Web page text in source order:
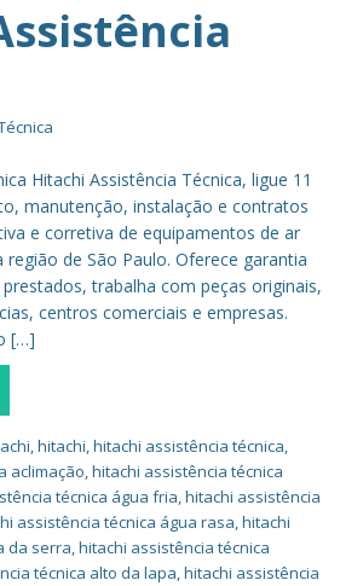
Hitachi Assistência Técnica, ligue 11
manutenção, instalação e contratos
e corretiva de equipamentos de ar
de São Paulo. Oferece garantia
trabalha com peças originais,
centros comerciais e empresas.
[…]
,hitachi,hitachi assistência técnica,
aclimação,hitachi assistência técnica
técnica água fria,hitachi assistência
assistência técnica água rasa,hitachi
da serra,hitachi assistência técnica
técnica alto da lapa,hitachi assistência